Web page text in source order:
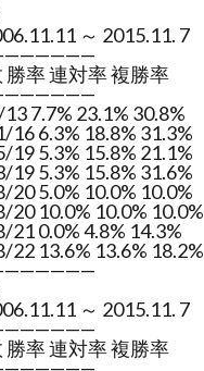
～ 2015.11. 7
勝率 連対率 複勝率
13 7.7% 23.1% 30.8%
16 6.3% 18.8% 31.3%
19 5.3% 15.8% 21.1%
19 5.3% 15.8% 31.6%
20 5.0% 10.0% 10.0%
20 10.0% 10.0% 10.0%
21 0.0% 4.8% 14.3%
22 13.6% 13.6% 18.2%
～ 2015.11. 7
勝率 連対率 複勝率